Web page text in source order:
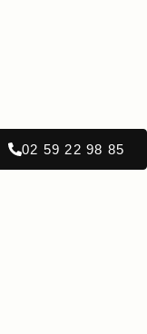
02 59 22 98 85